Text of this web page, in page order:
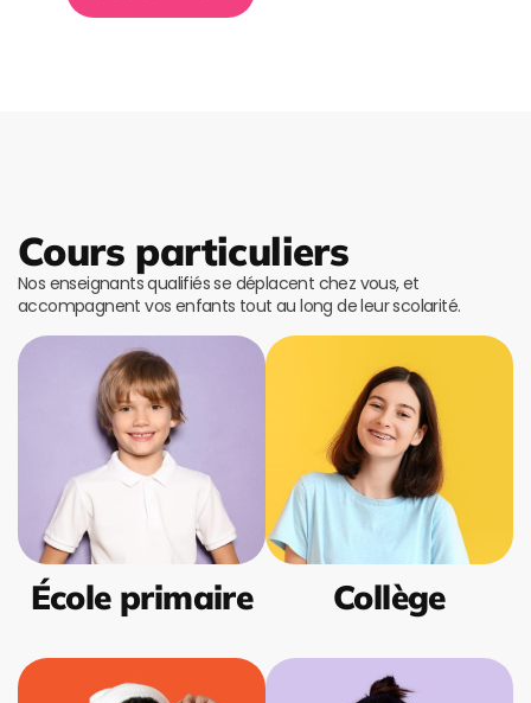
Cours particuliers
Nos enseignants qualifiés se déplacent chez vous, et
accompagnent vos enfants tout au long de leur scolarité.
École primaire Collège